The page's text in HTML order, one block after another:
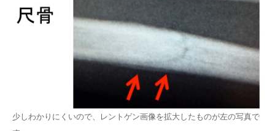
少しわかりにくいので、レントゲン画像を拡大したものが左の写真で